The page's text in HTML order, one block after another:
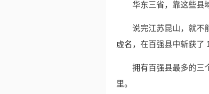
华东三省，靠这些县
说完江苏昆山，就不
虚名，在百强县中斩获了
拥有百强县最多的三
里。